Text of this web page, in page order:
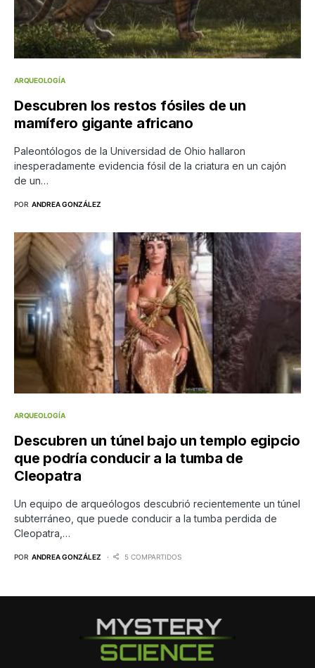
ARQUEOLOGÍA
Descubren los restos fósiles de un
mamífero gigante africano
Paleontólogos de la Universidad de Ohio hallaron
inesperadamente evidencia fósil de la criatura en un cajón
de un…
POR ANDREA GONZÁLEZ
ARQUEOLOGÍA
Descubren un túnel bajo un templo egipcio
que podría conducir a la tumba de
Cleopatra
Un equipo de arqueólogos descubrió recientemente un túnel
subterráneo, que puede conducir a la tumba perdida de
Cleopatra,…
POR ANDREA GONZÁLEZ 5 COMPARTIDOS